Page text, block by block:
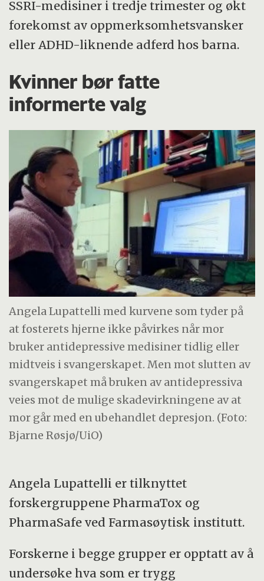
SSRI-medisiner i tredje trimester og økt
forekomst av oppmerksomhetsvansker
eller ADHD-liknende adferd hos barna.
Kvinner bør fatte
informerte valg
Angela Lupattelli med kurvene som tyder på
at fosterets hjerne ikke påvirkes når mor
bruker antidepressive medisiner tidlig eller
midtveis i svangerskapet. Men mot slutten av
svangerskapet må bruken av antidepressiva
veies mot de mulige skadevirkningene av at
mor går med en ubehandlet depresjon. (Foto:
Bjarne Røsjø/UiO)
Angela Lupattelli er tilknyttet
forskergruppene PharmaTox og
PharmaSafe ved Farmasøytisk institutt.
Forskerne i begge grupper er opptatt av å
undersøke hva som er trygg